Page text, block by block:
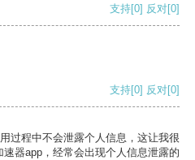
支持[0] 反对[0]
支持[0] 反对[0]
过程中不会泄露个人信息，这让我很
器app，经常会出现个人信息泄露的